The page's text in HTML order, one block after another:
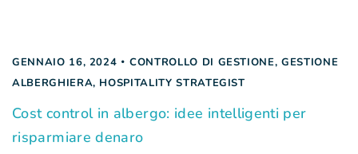
GENNAIO 16, 2024 CONTROLLO DI GESTIONE,GESTIONE
ALBERGHIERA, HOSPITALITY STRATEGIST
Cost control in albergo: idee intelligenti per
risparmiare denaro